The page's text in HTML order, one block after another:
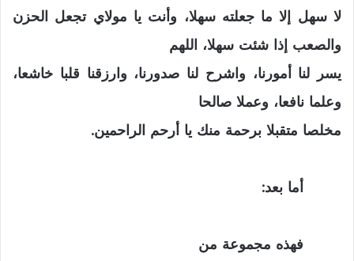
لا سهل إلا ما جعلته سهلا، وأنت يا مولاي تجعل الحزن
والصعب إذا شئت سهلا، اللهم
يسر لنا أمورنا، واشرح لنا صدورنا، وارزقنا قلبا خاشعا،
وعلما نافعا، وعملا صالحا
مخلصا متقبلا برحمة منك يا أرحم الراحمين.
أما بعد:
فهذه مجموعة من